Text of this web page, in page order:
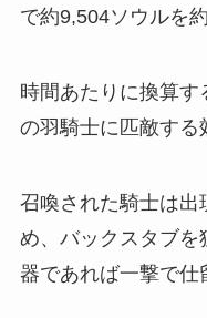
で約9,504ソウルを
時間あたりに換算
の羽騎士に匹敵する
召喚された騎士は出
め、バックスタブ
器であれば一撃で仕